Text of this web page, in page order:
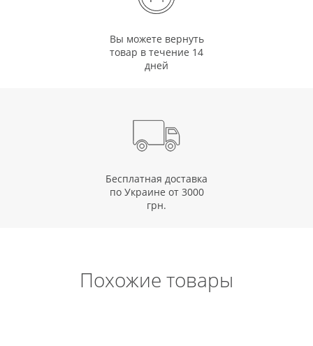
Вы можете вернуть
товар в течение 14
дней
Бесплатная доставка
по Украине от 3000
грн.
Похожие товары